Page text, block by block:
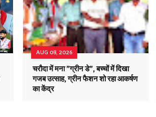
AUG 08, 2026
चरौदा में मना "ग्रीन डे", बच्चों में दिखा
गजब उत्साह, ग्रीन फैशन शो रहा आकर्षण
का केंद्र